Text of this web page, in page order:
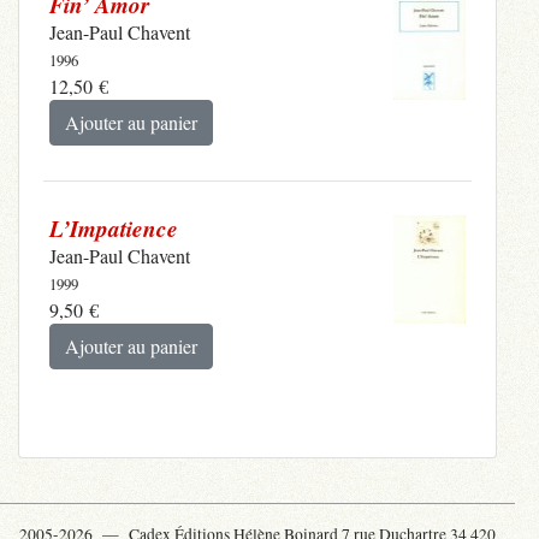
Jean-Paul Chavent
1996
12,50 €
Ajouter au panier
L’Impatience
Jean-Paul Chavent
1999
9,50 €
Ajouter au panier
2005-2026 — Cadex Éditions Hélène Boinard 7 rue Duchartre 34 420